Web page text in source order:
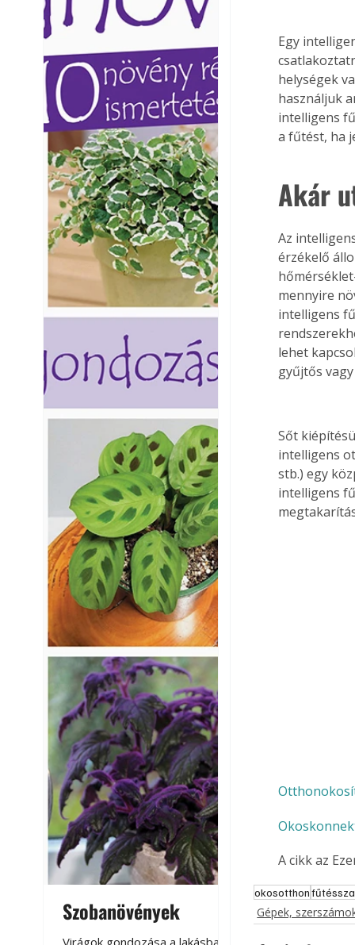
Szobanövények
Virágoskert:
teraszon,
Egy
helységek
használjuk
intelligens
a fűtést, ha
Akár
Az
érzékelő
mennyire
intelligens
lehet
gyűjtős
Sőt
intelligens
stb.) egy
intelligens
A cikk az
okosotthon
Gépek,